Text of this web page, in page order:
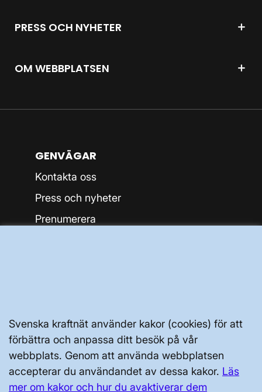
Svenska kraftnät använder kakor (cookies) för att
förbättra och anpassa ditt besök på vår
webbplats. Genom att använda webbplatsen
accepterar du användandet av dessa kakor. Läs
mer om kakor och hur du avaktiverar dem
PRESS OCH NYHETER
OM WEBBPLATSEN
Svenska kraftnät, Box 1200, 172 24
Sundbyberg
GENVÄGAR
Kontakta oss
Press och nyheter
Prenumerera